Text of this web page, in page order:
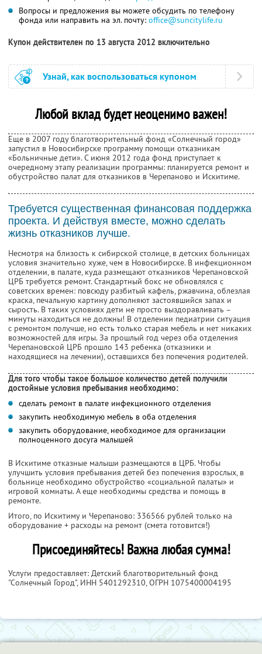
Вопросы и предложения вы можете обсудить по телефону
фонда или направить на эл. почту: office@suncitylife.ru
Купон действителен по 13 августа 2012 включительно
Узнай, как воспользоваться купоном
Любой вклад будет неоценимо важен!
Еще в 2007 году благотворительный фонд «Солнечный город»
запустил в Новосибирске программу помощи отказникам
«Больничные дети». С июня 2012 года фонд приступает к
очередному этапу реализации программы: планируется ремонт и
обустройство палат для отказников в Черепаново и Искитиме.
Требуется существенная финансовая поддержка
проекта. И действуя вместе, можно сделать
жизнь отказников лучше.
Несмотря на близость к сибирской столице, в детских больницах
условия значительно хуже, чем в Новосибирске. В инфекционном
отделении, в палате, куда размещают отказников Черепановской
ЦРБ требуется ремонт. Стандартный бокс не обновлялся с
советских времен: повсюду разбитый кафель, ржавчина, облезлая
краска, печальную картину дополняют застоявшийся запах и
сырость. В таких условиях дети не просто выздоравливать –
минуты находиться не должны! В отделении педиатрии ситуация
с ремонтом получше, но есть только старая мебель и нет никаких
возможностей для игры. За прошлый год через оба отделения
Черепановской ЦРБ прошло 143 ребенка (отказники и
находящиеся на лечении), оставшихся без попечения родителей.
Для того чтобы такое большое количество детей получили
достойные условия пребывания необходимо:
сделать ремонт в палате инфекционного отделения
закупить необходимую мебель в оба отделения
закупить оборудование, необходимое для организации
полноценного досуга малышей
В Искитиме отказные малыши размещаются в ЦРБ. Чтобы
улучшить условия пребывания детей без попечения взрослых, в
больнице необходимо обустройство «социальной палаты» и
игровой комнаты. А еще необходимы средства и помощь в
ремонте.
Итого, по Искитиму и Черепаново: 336566 рублей только на
оборудование + расходы на ремонт (смета готовится!)
Присоединяйтесь! Важна любая сумма!
Услуги предоставляет: Детский благотворительный фонд
"Солнечный Город", ИНН 5401292310, ОГРН 1075400004195